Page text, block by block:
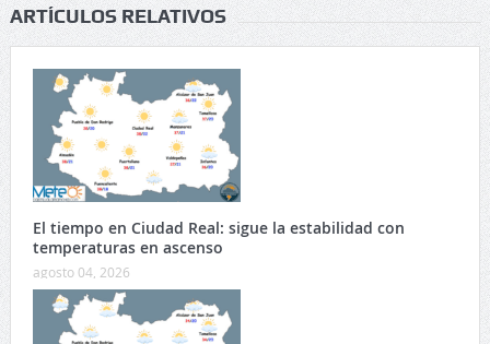
ARTÍCULOS RELATIVOS
El tiempo en Ciudad Real: sigue la estabilidad con
temperaturas en ascenso
agosto 04, 2026